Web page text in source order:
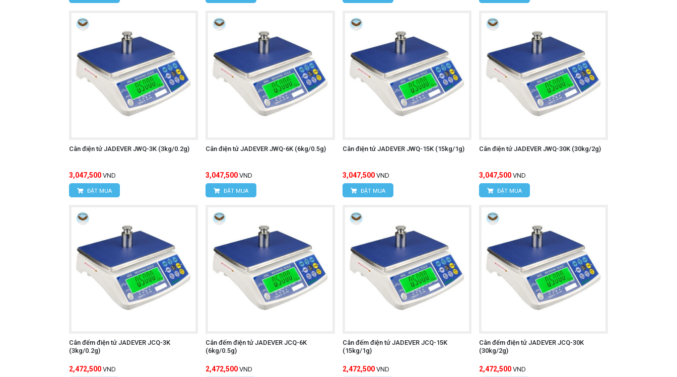
Cân điện tử JADEVER JWQ-3K (3kg/0.2g)
3,047,500 VND
ĐẶT MUA
Cân điện tử JADEVER JWQ-6K (6kg/0.5g)
3,047,500 VND
ĐẶT MUA
Cân điện tử JADEVER JWQ-15K (15kg/1g)
3,047,500 VND
ĐẶT MUA
Cân điện tử JADEVER JWQ-30K (30kg/2g)
3,047,500 VND
ĐẶT MUA
Cân đếm điện tử JADEVER JCQ-3K
(3kg/0.2g)
2,472,500 VND
Cân đếm điện tử JADEVER JCQ-6K
(6kg/0.5g)
2,472,500 VND
Cân đếm điện tử JADEVER JCQ-15K
(15kg/1g)
2,472,500 VND
Cân đếm điện tử JADEVER JCQ-30K
(30kg/2g)
2,472,500 VND